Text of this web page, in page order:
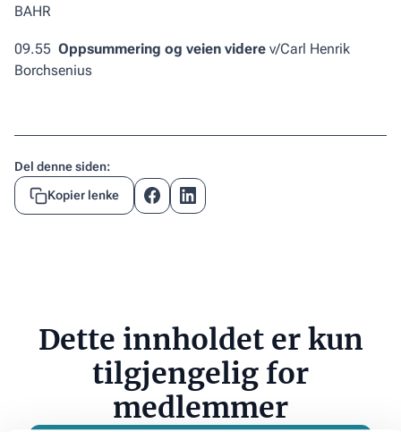
BAHR
09.55 Oppsummering og veien videre v/Carl Henrik
Borchsenius
Del denne siden:
Kopier lenke
Dette innholdet er kun
tilgjengelig for
medlemmer